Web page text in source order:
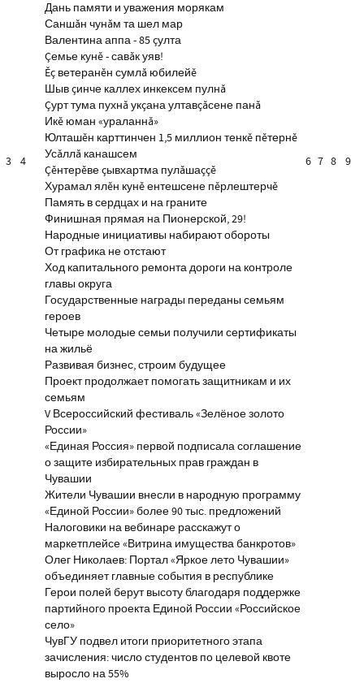
3 4
Дань памяти и уважения морякам
Саншăн чунăм та шел мар
Валентина аппа - 85 çулта
Çемье кунĕ - савăк уяв!
Ĕç ветеранĕн сумлă юбилейĕ
Шыв çинче каллех инкексем пулнă
Çурт тума пухнă укçана ултавçăсене панă
Икĕ юман «ураланнă»
Юлташĕн карттинчен 1,5 миллион тенкĕ пĕтернĕ
Усăллă канашсем
Çĕнтерĕве çывхартма пулăшаççĕ
Хурамал ялĕн кунĕ ентешсене пĕрлештерчĕ
Память в сердцах и на граните
Финишная прямая на Пионерской, 29!
Народные инициативы набирают обороты
От графика не отстают
Ход капитального ремонта дороги на контроле
главы округа
Государственные награды переданы семьям
героев
Четыре молодые семьи получили сертификаты
на жильё
Развивая бизнес, строим будущее
Проект продолжает помогать защитникам и их
семьям
V Всероссийский фестиваль «Зелёное золото
России»
«Единая Россия» первой подписала соглашение
о защите избирательных прав граждан в
Чувашии
Жители Чувашии внесли в народную программу
«Единой России» более 90 тыс. предложений
Налоговики на вебинаре расскажут о
маркетплейсе «Витрина имущества банкротов»
Олег Николаев: Портал «Яркое лето Чувашии»
объединяет главные события в республике
Герои полей берут высоту благодаря поддержке
партийного проекта Единой России «Российское
село»
ЧувГУ подвел итоги приоритетного этапа
зачисления: число студентов по целевой квоте
выросло на 55%
6 7 8 9